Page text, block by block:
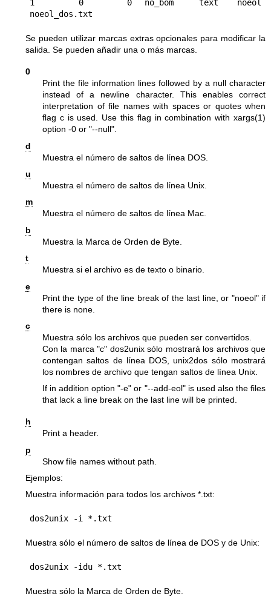
1       0       0  no_bom    text   noeol
Se pueden utilizar marcas extras opcionales para modificar la
salida. Se pueden añadir una o más marcas.
0
Print the file information lines followed by a null character
instead of a newline character. This enables correct
interpretation of file names with spaces or quotes when
flag c is used. Use this flag in combination with xargs(1)
option -0 or "--null".
d
Muestra el número de saltos de línea DOS.
u
Muestra el número de saltos de línea Unix.
m
Muestra el número de saltos de línea Mac.
b
Muestra la Marca de Orden de Byte.
t
Muestra si el archivo es de texto o binario.
e
Print the type of the line break of the last line, or "noeol"if
there is none.
c
Muestra sólo los archivos que pueden ser convertidos.
Con la marca"c" dos2unix sólo mostrará los archivos que
contengan saltos de línea DOS, unix2dos sólo mostrará
los nombres de archivo que tengan saltos de línea Unix.
If in addition option"-e" or "--add-eol"is used also the files
that lack a line break on the last line will be printed.
h
Print a header.
p
Show file names without path.
Ejemplos:
Muestra información para todos los archivos *.txt:
dos2unix -i *.txt
Muestra sólo el número de saltos de línea de DOS y de Unix:
dos2unix -idu *.txt
Muestra sólo la Marca de Orden de Byte.